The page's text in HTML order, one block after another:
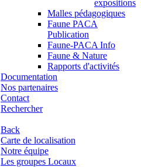
expositions
Malles pédagogiques
Faune PACA
Publication
Faune-PACA Info
Faune & Nature
Rapports d'activités
Documentation
Nos partenaires
Contact
Rechercher
Back
Carte de localisation
Notre équipe
Les groupes Locaux